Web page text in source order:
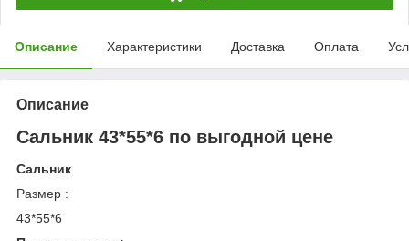
Описание Характеристики Доставка Оплата
Описание
Сальник 43*55*6 по выгодной цене
Сальник
Размер :
43*55*6